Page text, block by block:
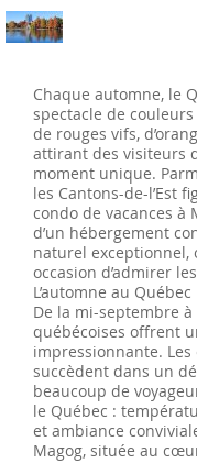
‹
Chaque automne, le
spectacle de
de rouges vifs,
attirant des visiteurs
moment unique.
les Cantons-de-l’Est
condo de vacances à
d’un hébergement
naturel exceptionnel,
occasion d’admirer
L’automne au
De la mi-septembre
québécoises offrent
impressionnante.
succèdent dans un
beaucoup de
le Québec :
et ambiance
Magog, située au